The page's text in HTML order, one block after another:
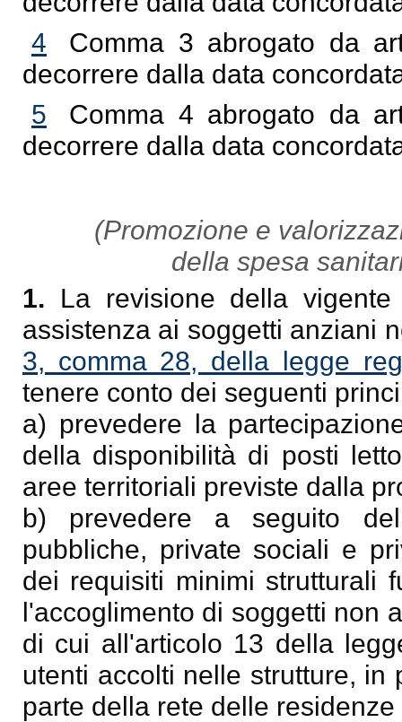
4
Comma 3 abrogato da
decorrere dalla data
5
Comma 4 abrogato da
decorrere dalla data
(Promozione e
della spesa
1. La revisione della
assistenza ai soggetti anziani
3, comma 28, della legge
tenere conto dei seguenti
a) prevedere la
della disponibilità di posti
aree territoriali previste dalla
b) prevedere a seguito
pubbliche, private sociali e
dei requisiti minimi strutturali
l'accoglimento di soggetti non
di cui all'articolo 13 della
utenti accolti nelle strutture, in
parte della rete delle